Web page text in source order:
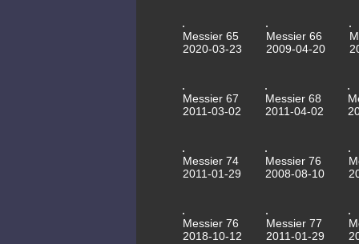
Messier 65
2020-03-23
Messier 66
2009-04-20
Messier 67
2011-03-02
Messier 68
2011-04-02
Messier 74
2011-01-29
Messier 76
2008-08-10
Messier 76
2018-10-12
Messier 77
2011-01-29